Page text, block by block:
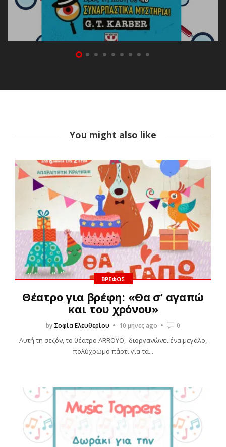
You might also like
ΒΡΈΦΟΣ
Θέατρο για βρέφη: «Θα σ’ αγαπώ
και του χρόνου»
by Σοφία Ελευθερίου 10 μήνες ago 0
Αυτή τη σεζόν, το θέατρο ARROYO, διοργανώνει ένα μεγάλο,
πολύχρωμο πάρτι για τα...